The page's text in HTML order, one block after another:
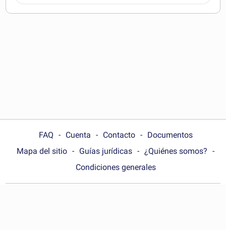
pueden descargar
FAQ Cuenta Contacto
Documentos
Mapa del sitio
Guías jurídicas
¿Quiénes somos?
Condiciones generales